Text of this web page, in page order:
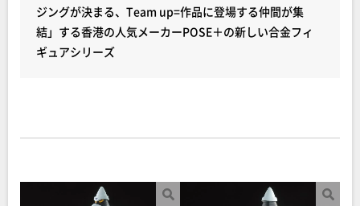
ジングが決まる、Team up=作品に登場する仲間が集
結」する香港の人気メーカーPOSE＋の新しい合金フィ
ギュアシリーズ